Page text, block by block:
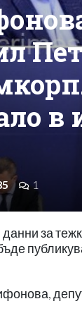
в
1
за